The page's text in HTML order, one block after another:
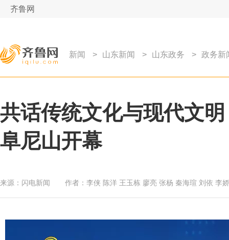
齐鲁网
新闻 > 山东新闻 > 山东政务 > 政务新
共话传统文化与现代文
阜尼山开幕
来源： 闪电新闻 作者： 李侠 陈洋 王玉栋 廖亮 张杨 秦海瑄 刘依 李